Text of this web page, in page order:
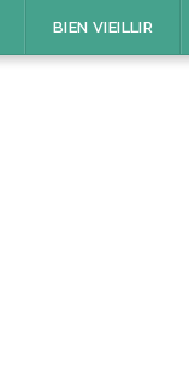
BIEN VIEILLIR